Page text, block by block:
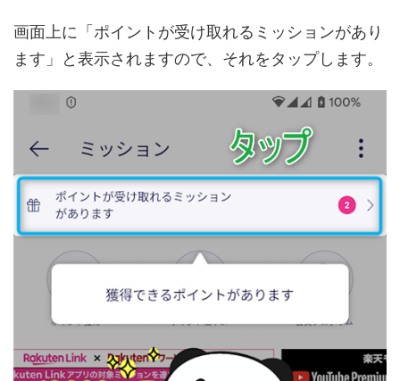
画面上に「ポイントが受け取れるミッションがあり
ます」と表示されますので、それをタップします。